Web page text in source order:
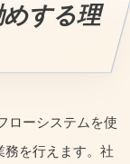
する理
ローシステムを使
務を行えます。社